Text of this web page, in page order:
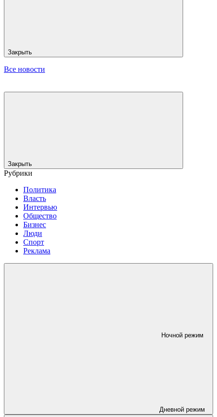
Закрыть
Все новости
Закрыть
Рубрики
Политика
Власть
Интервью
Общество
Бизнес
Люди
Спорт
Реклама
Ночной режим
Дневной режим